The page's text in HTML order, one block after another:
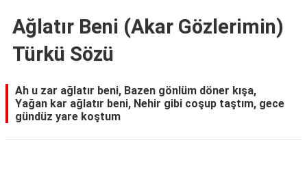
Ağlatır Beni (Akar Gözlerimin)
Türkü Sözü
Ah u zar ağlatır beni, Bazen gönlüm döner kışa,
Yağan kar ağlatır beni, Nehir gibi coşup taştım, gece
gündüz yare koştum